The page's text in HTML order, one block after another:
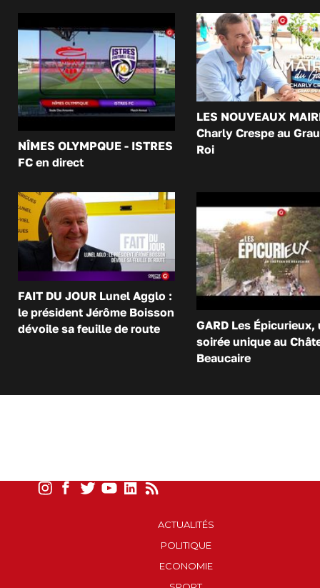
NÎMES OLYMPQUE - ISTRES
FC en direct
LES NOUVEAUX
Charly Crespe au
Roi
FAIT DU JOUR Lunel Agglo :
le président Jérôme Boisson
dévoile sa feuille de route
GARD Les Épicurieux,
soirée unique au
Beaucaire
ACTUALITÉS
POLITIQUE
ECONOMIE